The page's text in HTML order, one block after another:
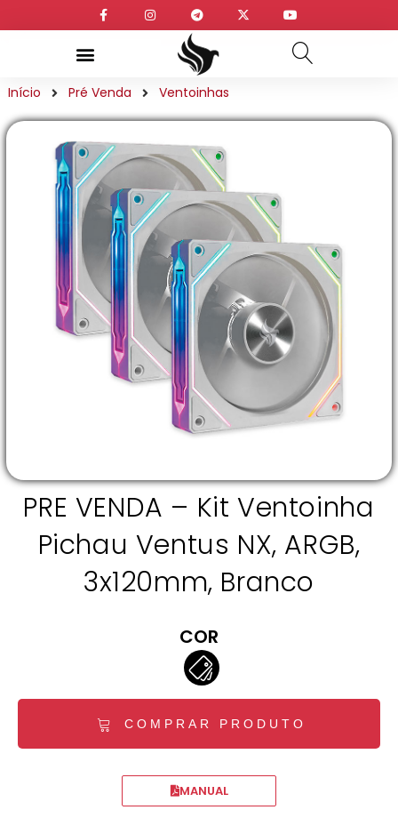
Início Pré Venda Ventoinhas
PRE VENDA – Kit Ventoinha
Pichau Ventus NX, ARGB,
3x120mm, Branco
COR
COMPRAR PRODUTO
MANUAL